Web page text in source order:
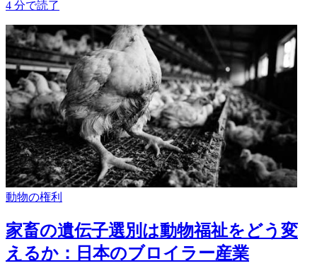
4 分で読了
動物の権利
家畜の遺伝子選別は動物福祉をどう変
えるか：日本のブロイラー産業